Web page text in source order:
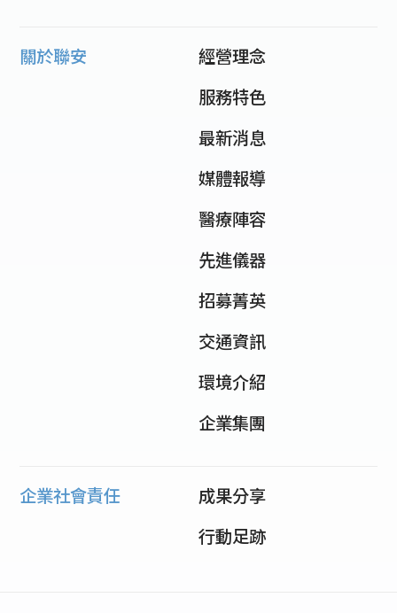
關於聯安
經營理念
服務特色
最新消息
媒體報導
醫療陣容
先進儀器
招募菁英
交通資訊
環境介紹
企業集團
企業社會責任
成果分享
行動足跡